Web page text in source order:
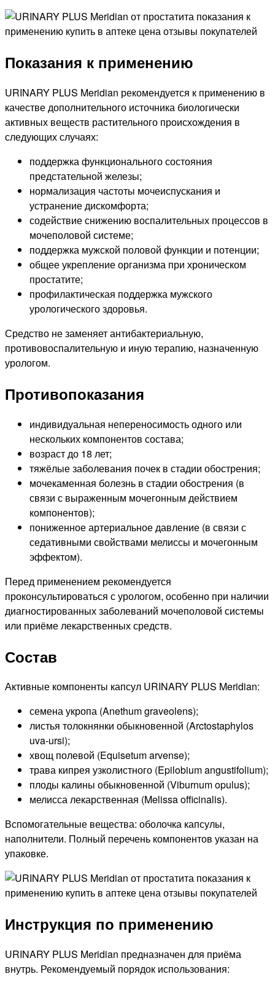
Показания к применению
URINARY PLUS Meridian рекомендуется к применению в
качестве дополнительного источника биологически
активных веществ растительного происхождения в
следующих случаях:
поддержка функционального состояния
предстательной железы;
нормализация частоты мочеиспускания и
устранение дискомфорта;
содействие снижению воспалительных процессов в
мочеполовой системе;
поддержка мужской половой функции и потенции;
общее укрепление организма при хроническом
простатите;
профилактическая поддержка мужского
урологического здоровья.
Средство не заменяет антибактериальную,
противовоспалительную и иную терапию, назначенную
урологом.
Противопоказания
индивидуальная непереносимость одного или
нескольких компонентов состава;
возраст до 18 лет;
тяжёлые заболевания почек в стадии обострения;
мочекаменная болезнь в стадии обострения (в
связи с выраженным мочегонным действием
компонентов);
пониженное артериальное давление (в связи с
седативными свойствами мелиссы и мочегонным
эффектом).
Перед применением рекомендуется
проконсультироваться с урологом, особенно при наличии
диагностированных заболеваний мочеполовой системы
или приёме лекарственных средств.
Состав
Активные компоненты капсул URINARY PLUS Meridian:
семена укропа (Anethum graveolens);
листья толокнянки обыкновенной (Arctostaphylos
uva-ursi);
хвощ полевой (Equisetum arvense);
трава кипрея узколистного (Epilobium angustifolium);
плоды калины обыкновенной (Viburnum opulus);
мелисса лекарственная (Melissa officinalis).
Вспомогательные вещества: оболочка капсулы,
наполнители. Полный перечень компонентов указан на
упаковке.
Инструкция по применению
URINARY PLUS Meridian предназначен для приёма
внутрь. Рекомендуемый порядок использования: